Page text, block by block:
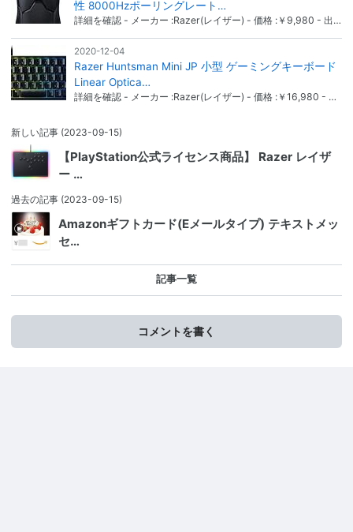
性 8000Hzポーリングレート…
詳細を確認 - メーカー :Razer(レイザー) - 価格 :￥9,980 - 出…
2020-12-04
Razer Huntsman Mini JP 小型 ゲーミングキーボード
Linear Optica…
詳細を確認 - メーカー :Razer(レイザー) - 価格 :￥16,980 - …
新しい記事 (2023-09-15)
【PlayStation公式ライセンス商品】 Razer レイザ
ー …
過去の記事 (2023-09-15)
Amazonギフトカード(Eメールタイプ) テキストメッ
セ…
記事一覧
コメントを書く